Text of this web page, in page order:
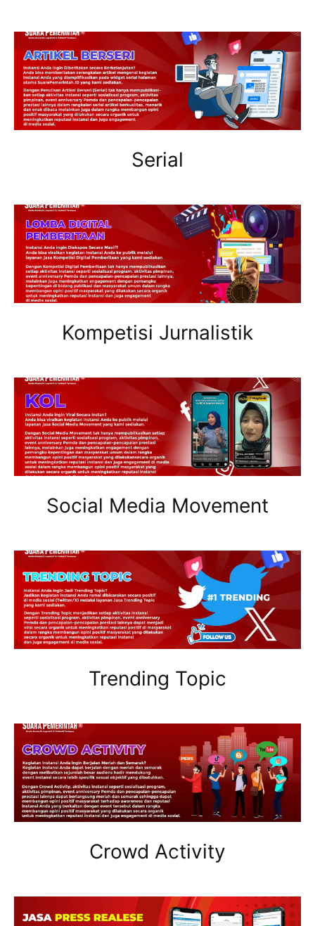
Serial
Kompetisi Jurnalistik
Social Media Movement
Trending Topic
Crowd Activity